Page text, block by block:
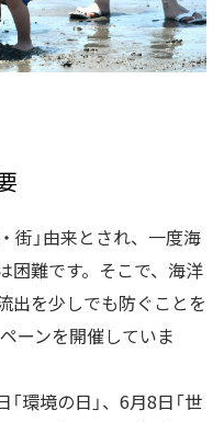
街」由来とされ、一度海
困難です。そこで、海洋
出を少しでも防ぐことを
ーンを開催していま
環境の日」、6月8日「世